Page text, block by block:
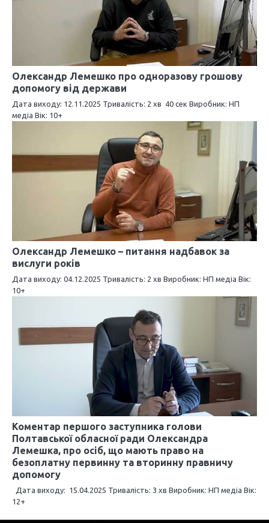
з
а
п
Олександр Лемешко про одноразову грошову
допомогу від держави
Дата виходу: 12.11.2025 Тривалість: 2 хв 40 сек Виробник: НП
медіа Вік: 10+
Олександр Лемешко – питання надбавок за
вислуги років
Дата виходу: 04.12.2025 Тривалість: 2 хв Виробник: НП медіа Вік:
10+
Коментар першого заступника голови
Полтавської обласної ради Олександра
Лемешка, про осіб, що мають право на
безоплатну первинну та вторинну правничу
допомогу
Дата виходу: 15.04.2025 Тривалість: 3 хв Виробник: НП медіа Вік:
12+